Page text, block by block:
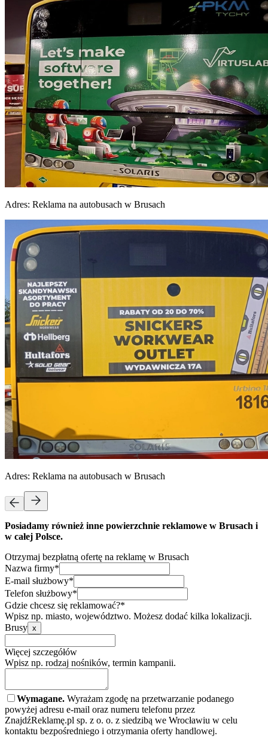
Adres: Reklama na autobusach w Brusach
Adres: Reklama na autobusach w Brusach
Posiadamy również inne powierzchnie reklamowe w Brusach i
w całej Polsce.
Otrzymaj bezpłatną ofertę na reklamę w Brusach
Nazwa firmy*
E-mail służbowy*
Telefon służbowy*
Gdzie chcesz się reklamować?*
Wpisz np. miasto, województwo. Możesz dodać kilka lokalizacji.
Brusy x
Więcej szczegółów
Wpisz np. rodzaj nośników, termin kampanii.
Wymagane. Wyrażam zgodę na przetwarzanie podanego
powyżej adresu e-mail oraz numeru telefonu przez
ZnajdźReklamę.pl sp. z o. o. z siedzibą we Wrocławiu w celu
kontaktu bezpośredniego i otrzymania oferty handlowej.